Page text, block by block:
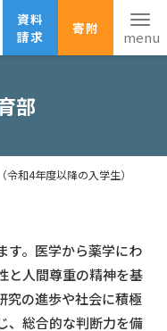
資料
請求
寄附
広報刊行物
企業・研究者の方
教職員の方
部
令和4年度以降の入学生）
す。医学から薬学にわ
と人間尊重の精神を基
究の進歩や社会に積極
、総合的な判断力を備